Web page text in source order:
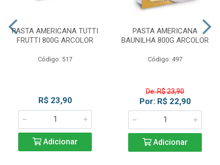
PASTA AMERICANA TUTTI
FRUTTI 800G ARCOLOR
Código: 517
R$ 23,90
Adicionar
PASTA AMERICANA
BAUNILHA 800G ARCOLOR
Código: 497
De: R$ 23,90
Por: R$ 22,90
Adicionar